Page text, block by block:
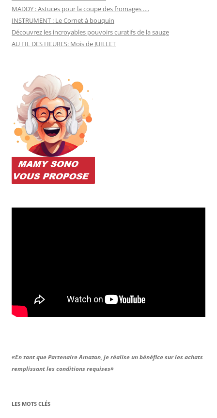
MADDY : Astuces pour la coupe des fromages ….
INSTRUMENT : Le Cornet à bouquin
Découvrez les incroyables pouvoirs curatifs de la sauge
AU FIL DES HEURES: Mois de JUILLET
«En tant que Partenaire Amazon, je réalise un bénéfice sur les achats
remplissant les conditions requises»
LES MOTS CLÉS